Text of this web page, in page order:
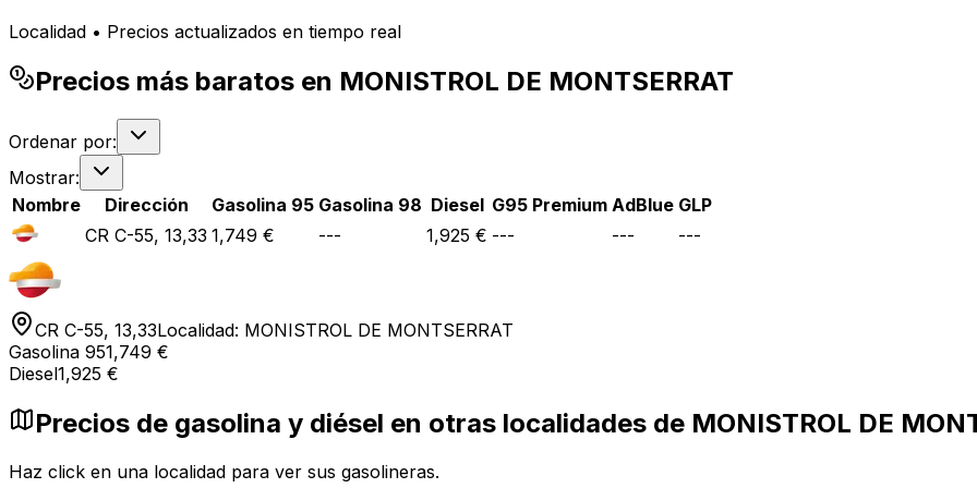
Localidad • Precios actualizados en tiempo real
Precios más baratos en MONISTROL DE MONTSERRAT
Ordenar por:
Mostrar:
Nombre
Dirección Gasolina 95 Gasolina 98 Diesel G95 Premium AdBlue GLP
CR C-55, 13,33 1,749 € --- 1,925 € --- --- ---
CR C-55, 13,33Localidad: MONISTROL DE MONTSERRAT
Gasolina 951,749 €
Diesel1,925 €
Precios de gasolina y diésel en otras localidades de MONISTROL DE
Haz click en una localidad para ver sus gasolineras.